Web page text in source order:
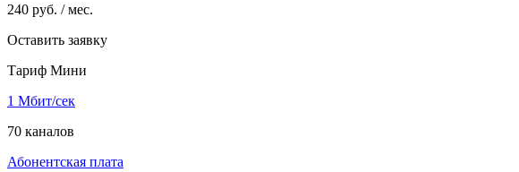
240 руб. / мес.
Оставить заявку
Тариф Мини
1 Мбит/сек
70 каналов
Абонентская плата